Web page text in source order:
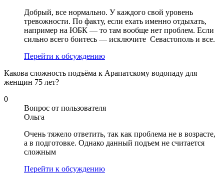
Добрый, все нормально. У каждого свой уровень
тревожности. По факту, если ехать именно отдыхать,
например на ЮБК — то там вообще нет проблем. Если
сильно всего боитесь — исключите Севастополь и все.
Перейти к обсуждению
Какова сложность подъёма к Арапатскому водопаду для
женщин 75 лет?
0
Вопрос от пользователя
Ольга
Очень тяжело ответить, так как проблема не в возрасте,
а в подготовке. Однако данный подъем не считается
сложным
Перейти к обсуждению